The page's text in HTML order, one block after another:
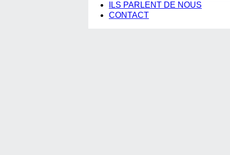
ILS PARLENT DE NOUS
CONTACT